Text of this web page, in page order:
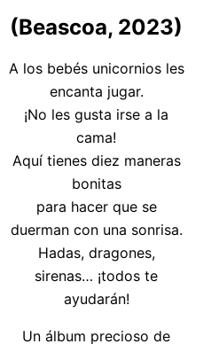
(Beascoa, 2023)
A los bebés unicornios les
encanta jugar.
¡No les gusta irse a la
cama!
Aquí tienes diez maneras
bonitas
para hacer que se
duerman con una sonrisa.
Hadas, dragones,
sirenas… ¡todos te
ayudarán!
Un álbum precioso de